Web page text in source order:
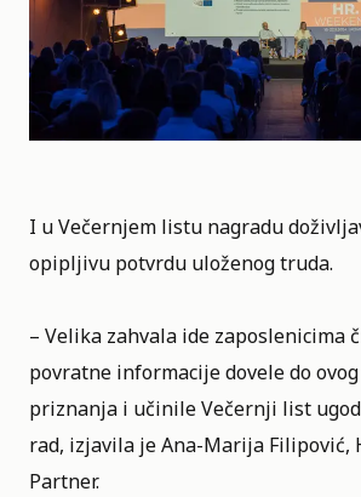
I u Večernjem listu nagradu
opipljivu potvrdu uloženog truda.
– Velika zahvala ide zaposlenicima
povratne informacije dovele do
priznanja i učinile Večernji list
rad, izjavila je Ana-Marija Filipović,
Partner.